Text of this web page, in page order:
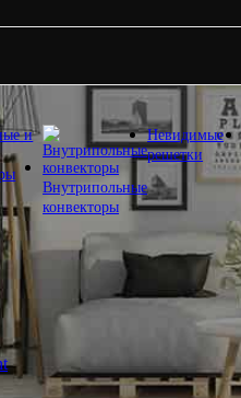
и
Внутрипольные
конвекторы
Невидимые
решетки